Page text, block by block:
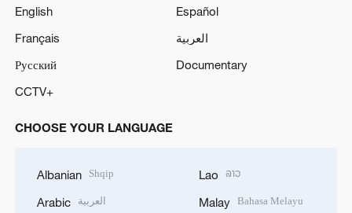
English
Español
Français
العربية
Русский
Documentary
CCTV+
CHOOSE YOUR LANGUAGE
Albanian Shqip
Arabic العربية
Lao ລາວ
Malay Bahasa Melayu